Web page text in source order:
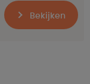
Bekijken